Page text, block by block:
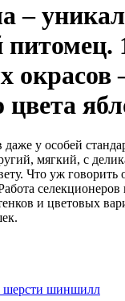
–
окрасов
цвета
у особей
мягкий, с
Что уж говорить
селекционеров
и цветовых
шерсти шиншилл